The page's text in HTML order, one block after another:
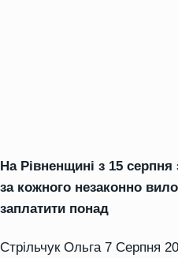
На Рівненщині з 15
за кожного незаконно
заплатити понад
Стрільчук Ольга 7 Серпня